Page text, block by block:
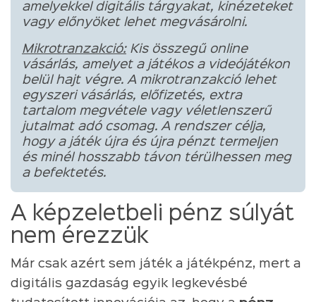
amelyekkel digitális tárgyakat, kinézeteket
vagy előnyöket lehet megvásárolni.
Mikrotranzakció:Kis összegű online
vásárlás, amelyet a játékos a videójátékon
belül hajt végre. A mikrotranzakció lehet
egyszeri vásárlás, előfizetés, extra
tartalom megvétele vagy véletlenszerű
jutalmat adó csomag. A rendszer célja,
hogy a játék újra és újra pénzt termeljen
és minél hosszabb távon térülhessen meg
a befektetés.
A képzeletbeli pénz súlyát
nem érezzük
Már csak azért sem játék a játékpénz, mert a
digitális gazdaság egyik legkevésbé